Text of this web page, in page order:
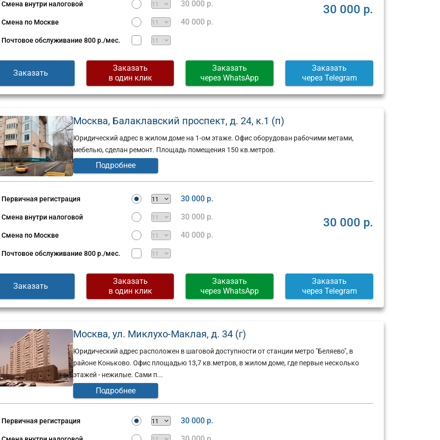
Смена внутри налоговой 30 000 р.
Смена по Москве 40 000 р.
Почтовое обслуживание 800 р./мес.
30 000 р.
Заказать
Заказать
в один клик
Заказать
через WhatsApp
Заказать
через Telegram
Москва, Балаклавский проспект, д. 24, к.1 (п)
Юридический адрес в жилом доме на 1-ом этаже. Офис оборудован рабочими метами,
мебелью, сделан ремонт. Площадь помещения 150 кв.метров.
Подробнее
Первичная регистрация 30 000 р.
Смена внутри налоговой 30 000 р.
Смена по Москве 40 000 р.
Почтовое обслуживание 800 р./мес.
30 000 р.
Заказать
Заказать
в один клик
Заказать
через WhatsApp
Заказать
через Telegram
Москва, ул. Миклухо-Маклая, д. 34 (г)
Юридический адрес расположен в шаговой доступности от станции метро "Беляево", в
районе Коньково. Офис площадью 13,7 кв.метров, в жилом доме, где первые несколько
этажей - нежилые. Сами п...
Подробнее
Первичная регистрация 30 000 р.